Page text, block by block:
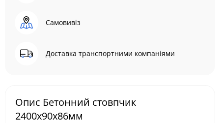
Самовивіз
Доставка транспортними компаніями
Опис Бетонний стовпчик
2400х90х86мм